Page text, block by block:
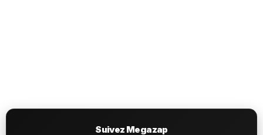
Suivez Megazap